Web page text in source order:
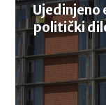
politički